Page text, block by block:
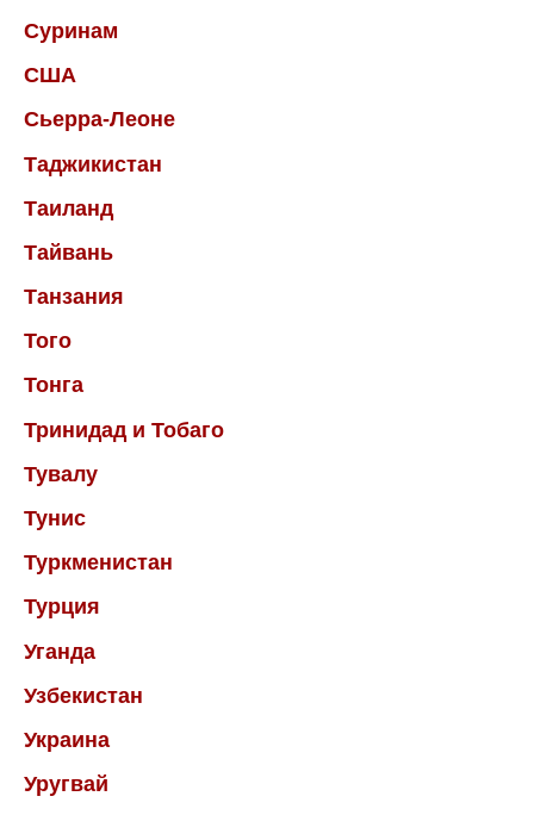
Суринам
США
Сьерра-Леоне
Таджикистан
Таиланд
Тайвань
Танзания
Того
Тонга
Тринидад и Тобаго
Тувалу
Тунис
Туркменистан
Турция
Уганда
Узбекистан
Украина
Уругвай